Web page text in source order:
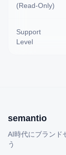
(Read-Only)
Support
Level
semantio
AI時代にブランド
う